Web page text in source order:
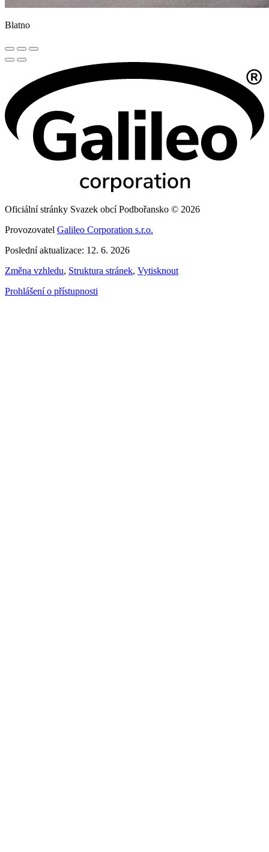
Blatno
Oficiální stránky Svazek obcí Podbořansko © 2026
Provozovatel Galileo Corporation s.r.o.
Poslední aktualizace: 12. 6. 2026
Změna vzhledu, Struktura stránek, Vytisknout
Prohlášení o přístupnosti